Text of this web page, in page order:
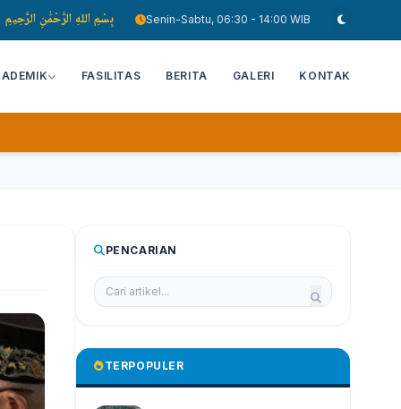
بِسْمِ اللهِ الرَّحْمَٰنِ الرَّحِيمِ Senin-Sabtu, 06:30 - 14:00 WIB
FASILITAS BERITA GALERI KONTAK
PENCARIAN
TERPOPULER